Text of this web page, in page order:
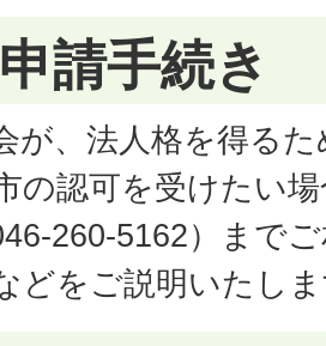
請手続き
が、法人格を得る
の認可を受けたい
260-5162）まで
どをご説明いたし